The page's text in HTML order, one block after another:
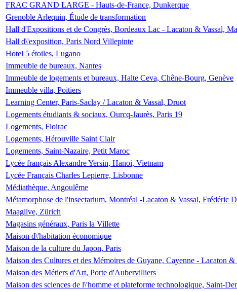
FRAC GRAND LARGE - Hauts-de-France, Dunkerque
Grenoble Arlequin, Étude de transformation
Hall d'Expositions et de Congrès, Bordeaux Lac - Lacaton & Vassal,
Hall d\'exposition, Paris Nord Villepinte
Hotel 5 étoiles, Lugano
Immeuble de bureaux, Nantes
Immeuble de logements et bureaux, Halte Ceva, Chêne-Bourg, Genève
Immeuble villa, Poitiers
Learning Center, Paris-Saclay / Lacaton & Vassal, Druot
Logements étudiants & sociaux, Ourcq-Jaurès, Paris 19
Logements, Floirac
Logements, Hérouville Saint Clair
Logements, Saint-Nazaire, Petit Maroc
Lycée français Alexandre Yersin, Hanoi, Vietnam
Lycée Français Charles Lepierre, Lisbonne
Médiathèque, Angoulême
Métamorphose de l'insectarium, Montréal -Lacaton & Vassal, Frédéric
Maaglive, Zürich
Magasins généraux, Paris la Villette
Maison d\'habitation économique
Maison de la culture du Japon, Paris
Maison des Cultures et des Mémoires de Guyane, Cayenne - Lacaton
Maison des Métiers d'Art, Porte d'Aubervilliers
Maison des sciences de l\'homme et plateforme technologique, Saint-